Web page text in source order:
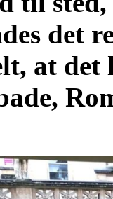
det
at